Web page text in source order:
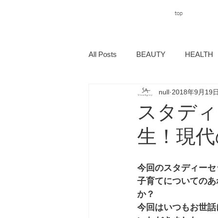
top
All Posts BEAUTY HEALTH
スタデ
生！現代
null 2018年9月19日
今回のスタディー
子育てについての
か？
今回はいつもお世